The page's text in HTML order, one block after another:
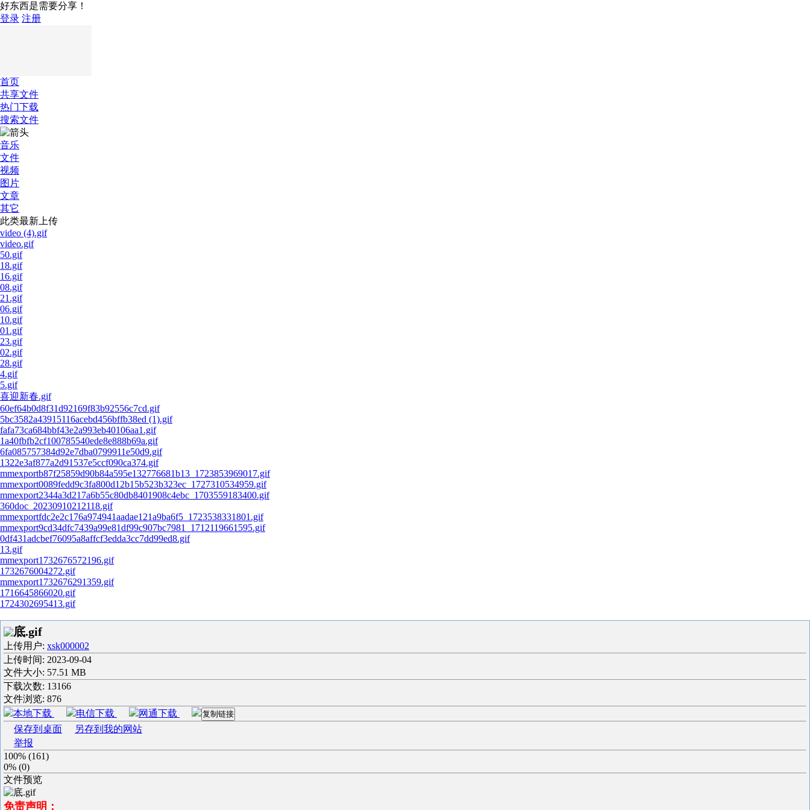
好东西是需要分享！
登录 注册
首页
共享文件
热门下载
搜索文件
音乐
文件
视频
图片
文章
其它
此类最新上传
video (4).gif
video.gif
50.gif
18.gif
16.gif
08.gif
21.gif
06.gif
10.gif
01.gif
23.gif
02.gif
28.gif
4.gif
5.gif
喜迎新春.gif
60ef64b0d8f31d92169f83b92556c7cd.gif
5bc3582a43915116acebd456bffb38ed (1).gif
fafa73ca684bbf43e2a993eb40106aa1.gif
1a40fbfb2cf100785540ede8e888b69a.gif
6fa085757384d92e7dba0799911e50d9.gif
1322e3af877a2d91537e5ccf090ca374.gif
mmexportb87f25859d90b84a595e132776681b13_1723853969017.gif
mmexport0089fedd9c3fa800d12b15b523b323ec_1727310534959.gif
mmexport2344a3d217a6b55c80db8401908c4ebc_1703559183400.gif
360doc_20230910212118.gif
mmexportfdc2e2c176a974941aadae121a9ba6f5_1723538331801.gif
mmexport9cd34dfc7439a99e81df99c907bc7981_1712119661595.gif
0df431adcbef76095a8affcf3edda3cc7dd99ed8.gif
13.gif
mmexport1732676572196.gif
1732676004272.gif
mmexport1732676291359.gif
1716645866020.gif
1724302695413.gif
底.gif
上传用户: xsk000002
上传时间: 2023-09-04
文件大小: 57.51 MB
下载次数: 13166
文件浏览: 876
本地下载
电信下载 网通下载 复制链接
保存到桌面
另存到我的网站
举报
100% (161)
0% (0)
文件预览
免责声明：